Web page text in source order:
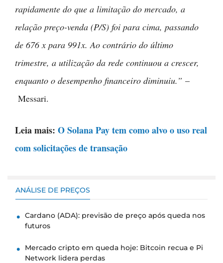
rapidamente do que a limitação do mercado, a
relação preço-venda (P/S) foi para cima, passando
de 676 x para 991x. Ao contrário do último
trimestre, a utilização da rede continuou a crescer,
enquanto o desempenho financeiro diminuiu.” –
Messari.
Leia mais: O Solana Pay tem como alvo o uso real
com solicitações de transação
ANÁLISE DE PREÇOS
Cardano (ADA): previsão de preço após queda nos
futuros
Mercado cripto em queda hoje: Bitcoin recua e Pi
Network lidera perdas